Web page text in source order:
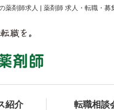
剤師求人 | 薬剤師 求人・転職・募
紹介 転職相談